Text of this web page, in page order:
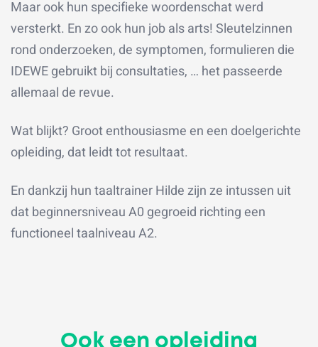
Maar ook hun specifieke woordenschat werd
versterkt. En zo ook hun job als arts! Sleutelzinnen
rond onderzoeken, de symptomen, formulieren die
IDEWE gebruikt bij consultaties, … het passeerde
allemaal de revue.
Wat blijkt? Groot enthousiasme en een doelgerichte
opleiding, dat leidt tot resultaat.
En dankzij hun taaltrainer Hilde zijn ze intussen uit
dat beginnersniveau A0 gegroeid richting een
functioneel taalniveau A2.
Ook een opleiding